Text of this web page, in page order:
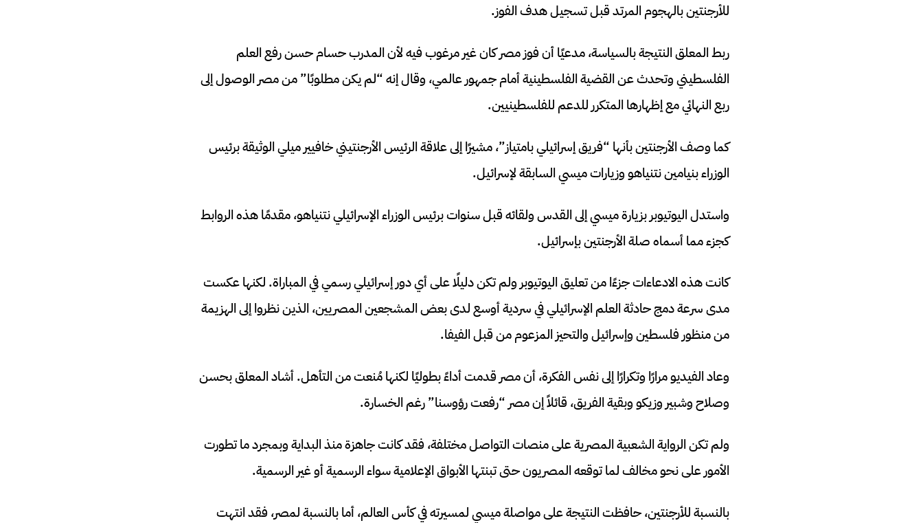
للأرجنتين بالهجوم المرتد قبل تسجيل هدف الفوز.
ربط المعلق النتيجة بالسياسة، مدعيًا أن فوز مصر كان غير مرغوب فيه لأن المدرب حسام حسن رفع العلم
الفلسطيني وتحدث عن القضية الفلسطينية أمام جمهور عالمي، وقال إنه “لم يكن مطلوبًا” من مصر الوصول إلى
ربع النهائي مع إظهارها المتكرر للدعم للفلسطينيين.
كما وصف الأرجنتين بأنها “فريق إسرائيلي بامتياز”، مشيرًا إلى علاقة الرئيس الأرجنتيني خافيير ميلي الوثيقة برئيس
الوزراء بنيامين نتنياهو وزيارات ميسي السابقة لإسرائيل.
واستدل اليوتيوبر بزيارة ميسي إلى القدس ولقائه قبل سنوات برئيس الوزراء الإسرائيلي نتنياهو، مقدمًا هذه الروابط
كجزء مما أسماه صلة الأرجنتين بإسرائيل.
كانت هذه الادعاءات جزءًا من تعليق اليوتيوبر ولم تكن دليلًا على أي دور إسرائيلي رسمي في المباراة. لكنها عكست
مدى سرعة دمج حادثة العلم الإسرائيلي في سردية أوسع لدى بعض المشجعين المصريين، الذين نظروا إلى الهزيمة
من منظور فلسطين وإسرائيل والتحيز المزعوم من قبل الفيفا.
وعاد الفيديو مرارًا وتكرارًا إلى نفس الفكرة، أن مصر قدمت أداءً بطوليًا لكنها مُنعت من التأهل. أشاد المعلق بحسن
وصلاح وشبير وزيكو وبقية الفريق، قائلاً إن مصر “رفعت رؤوسنا” رغم الخسارة.
ولم تكن الرواية الشعبية المصرية على منصات التواصل مختلفة، فقد كانت جاهزة منذ البداية وبمجرد ما تطورت
الأمور على نحو مخالف لما توقعه المصريون حتى تبنتها الأبواق الإعلامية سواء الرسمية أو غير الرسمية.
بالنسبة للأرجنتين، حافظت النتيجة على مواصلة ميسي لمسيرته في كأس العالم، أما بالنسبة لمصر، فقد انتهت